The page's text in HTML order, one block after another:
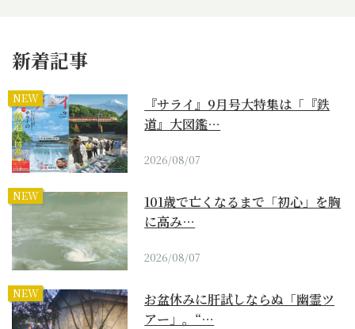
新着記事
NEW
『サライ』9月号大特集は「『鉄
道』大図鑑…
2026/08/07
NEW
101歳で亡くなるまで「初心」を胸
に高み…
2026/08/07
NEW
お盆休みに肝試しならぬ「幽霊ツ
アー」。“…